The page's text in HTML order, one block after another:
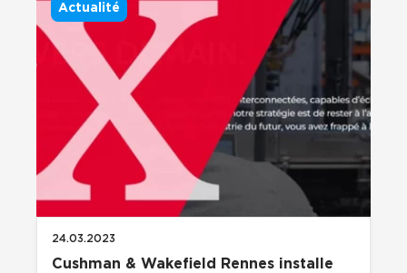
Actualité
24.03.2023
Cushman & Wakefield Rennes installe